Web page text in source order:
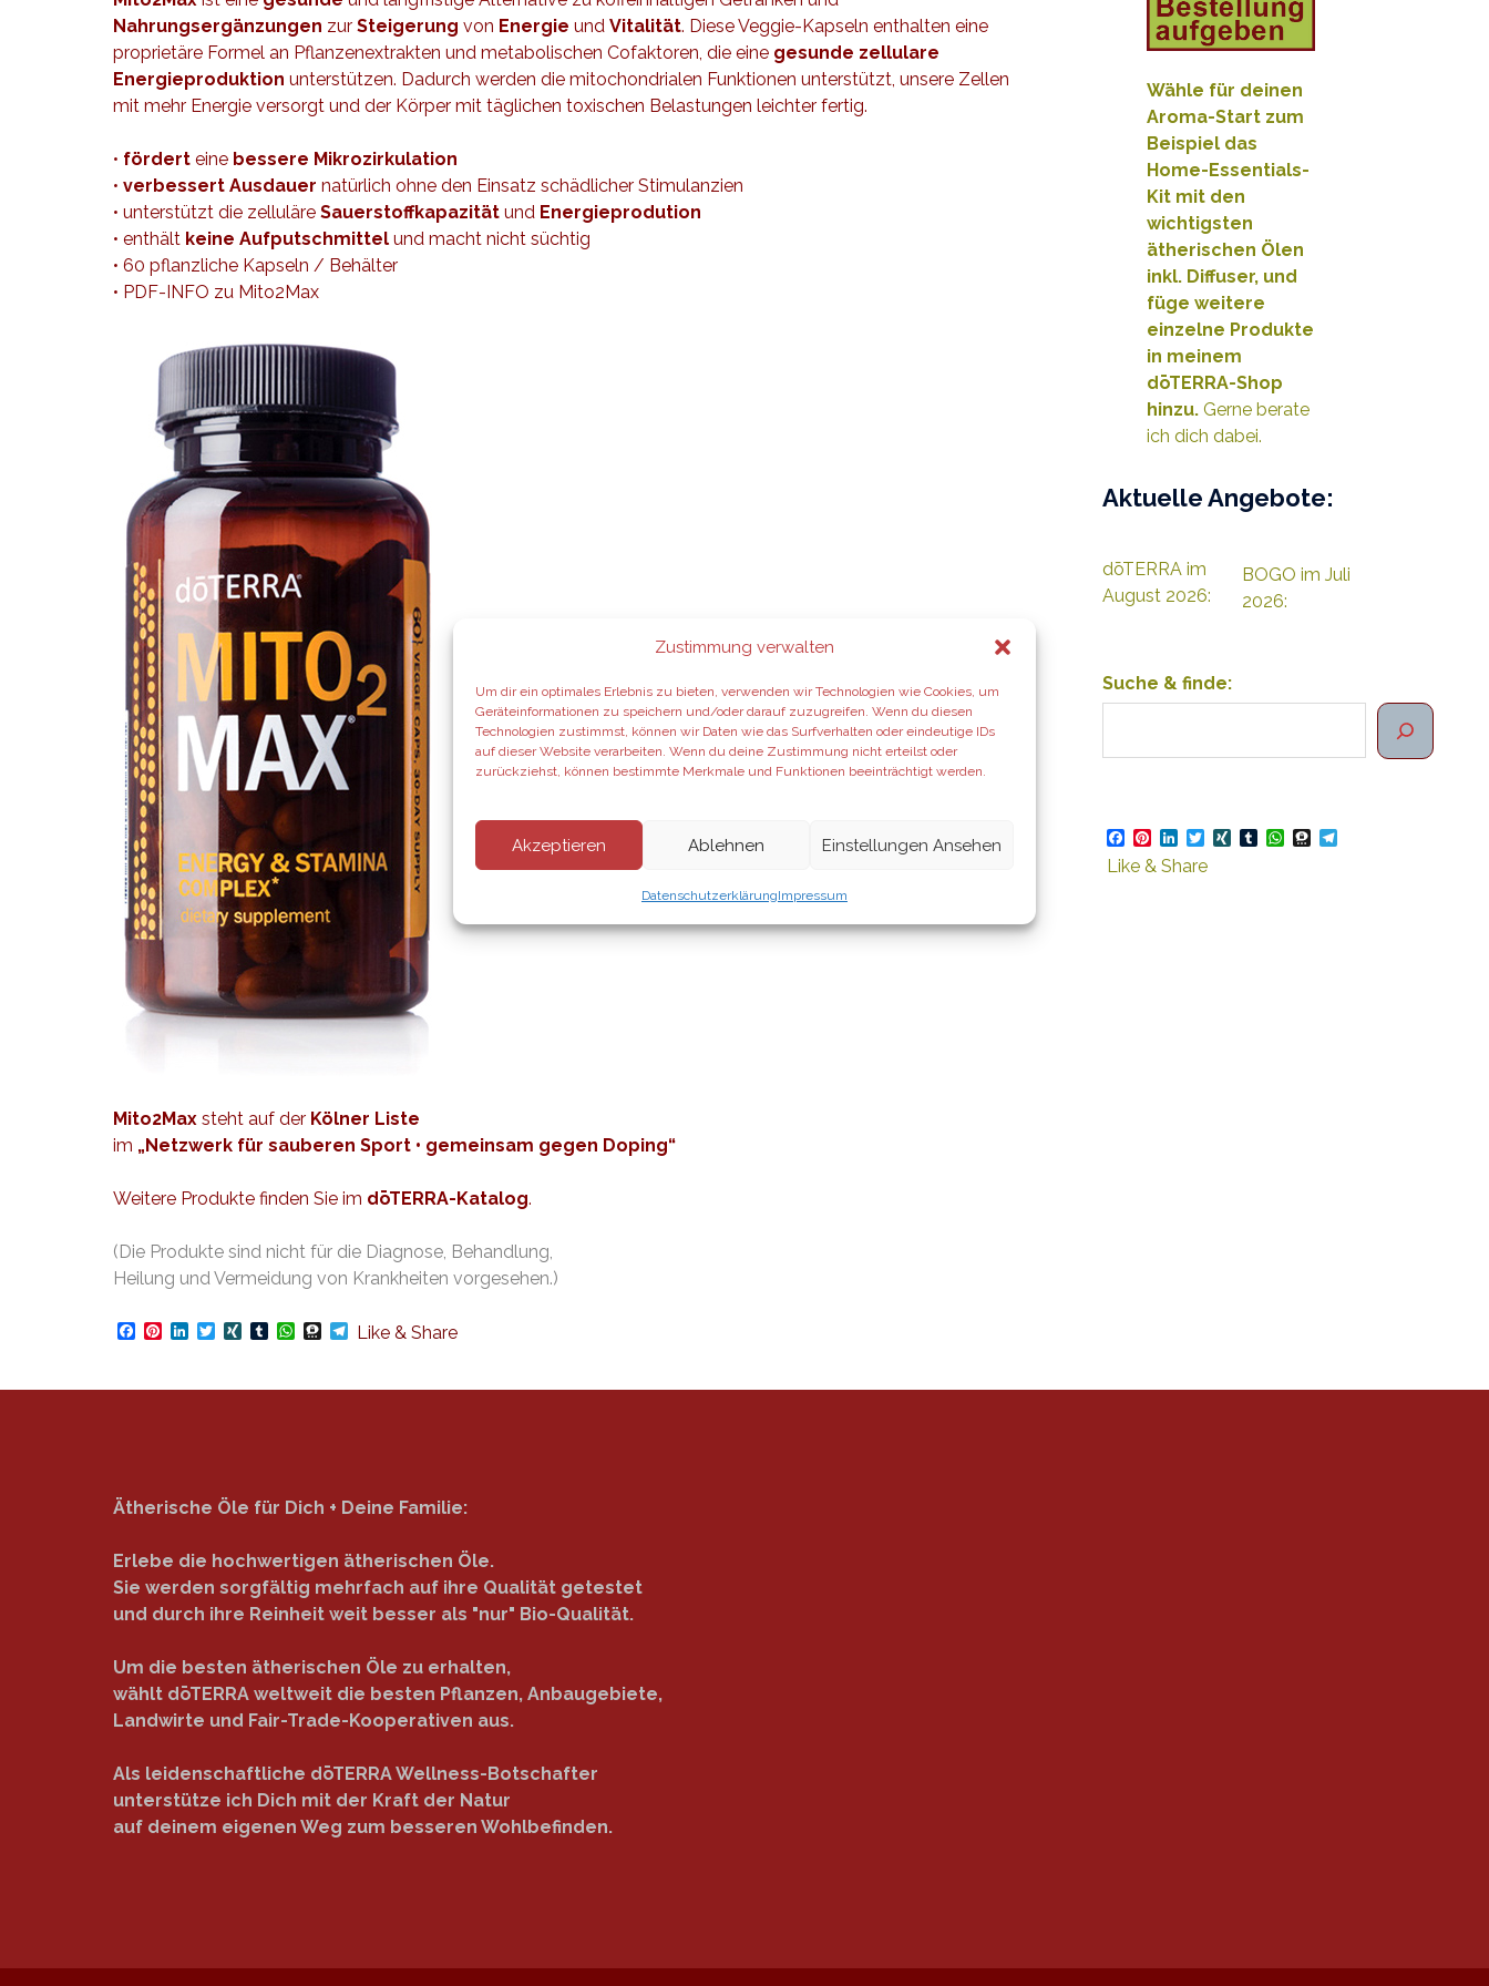
Zustimmung verwalten
Um dir ein optimales Erlebnis zu bieten, verwenden wir Technologien wie Cookies, um
Geräteinformationen zu speichern und/oder darauf zuzugreifen. Wenn du diesen
Technologien zustimmst, können wir Daten wie das Surfverhalten oder eindeutige IDs
auf dieser Website verarbeiten. Wenn du deine Zustimmung nicht erteilst oder
zurückziehst, können bestimmte Merkmale und Funktionen beeinträchtigt werden.
Akzeptieren Ablehnen Einstellungen Ansehen
DatenschutzerklärungImpressum
Nahrungsergänzungen zur Steigerung von Energie und Vitalität. Diese Veggie-Kapseln enthalten eine
proprietäre Formel an Pflanzenextrakten und metabolischen Cofaktoren, die eine gesunde zellulare
Energieproduktion unterstützen. Dadurch werden die mitochondrialen Funktionen unterstützt, unsere Zellen
mit mehr Energie versorgt und der Körper mit täglichen toxischen Belastungen leichter fertig.
• fördert eine bessere Mikrozirkulation
• verbessert Ausdauer natürlich ohne den Einsatz schädlicher Stimulanzien
• unterstützt die zelluläre Sauerstoffkapazität und Energieprodution
• enthält keine Aufputschmittel und macht nicht süchtig
• 60 pflanzliche Kapseln / Behälter
• PDF-INFO zu Mito2Max
Mito2Max steht auf der Kölner Liste
im „Netzwerk für sauberen Sport • gemeinsam gegen Doping“
Weitere Produkte finden Sie im dōTERRA-Katalog.
(Die Produkte sind nicht für die Diagnose, Behandlung,
Heilung und Vermeidung von Krankheiten vorgesehen.)
Facebook
Pinterest
LinkedIn
TwitterXINGTumblrWhatsApp
Threema
Telegram
Like & Share
Wähle für deinen
Aroma-Start zum
Beispiel das
Home-Essentials-
Kit mit den
wichtigsten
ätherischen Ölen
inkl. Diffuser, und
füge weitere
einzelne Produkte
in meinem
dōTERRA-Shop
hinzu.Gerne berate
ich dich dabei.
Aktuelle Angebote:
dōTERRA im
August 2026:
BOGO im Juli
2026:
Suche & finde:
Facebook
Pinterest
LinkedIn
Twitter
XINGTumblrWhatsApp
Threema
Telegram
Like & Share
Ätherische Öle für Dich + Deine Familie:
Erlebe die hochwertigen ätherischen Öle.
Sie werden sorgfältig mehrfach auf ihre Qualität getestet
und durch ihre Reinheit weit besser als "nur" Bio-Qualität.
Um die besten ätherischen Öle zu erhalten,
wählt dōTERRA weltweit die besten Pflanzen, Anbaugebiete,
Landwirte und Fair-Trade-Kooperativen aus.
Als leidenschaftliche dōTERRA Wellness-Botschafter
unterstütze ich Dich mit der Kraft der Natur
auf deinem eigenen Weg zum besseren Wohlbefinden.